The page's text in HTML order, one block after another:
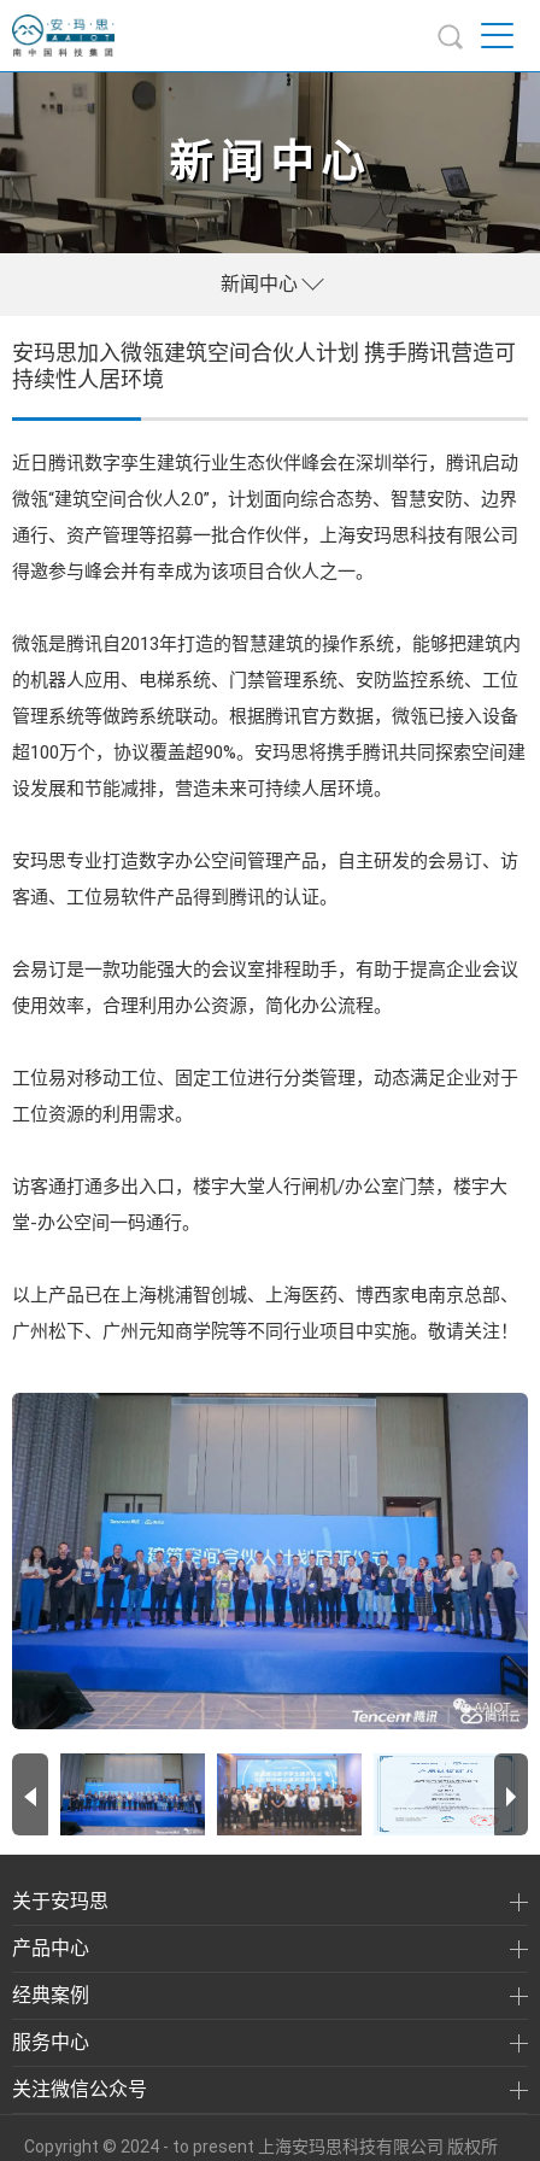
新闻中心
新闻中心
安玛思加入微瓴建筑空间合伙人计划 携手腾讯营造可
持续性人居环境
近日腾讯数字孪生建筑行业生态伙伴峰会在深圳举行，腾讯启动
微瓴“建筑空间合伙人2.0”，计划面向综合态势、智慧安防、边界
通行、资产管理等招募一批合作伙伴，上海安玛思科技有限公司
得邀参与峰会并有幸成为该项目合伙人之一。
微瓴是腾讯自2013年打造的智慧建筑的操作系统，能够把建筑内
的机器人应用、电梯系统、门禁管理系统、安防监控系统、工位
管理系统等做跨系统联动。根据腾讯官方数据，微瓴已接入设备
超100万个，协议覆盖超90%。安玛思将携手腾讯共同探索空间建
设发展和节能减排，营造未来可持续人居环境。
安玛思专业打造数字办公空间管理产品，自主研发的会易订、访
客通、工位易软件产品得到腾讯的认证。
会易订是一款功能强大的会议室排程助手，有助于提高企业会议
使用效率，合理利用办公资源，简化办公流程。
工位易对移动工位、固定工位进行分类管理，动态满足企业对于
工位资源的利用需求。
访客通打通多出入口，楼宇大堂人行闸机/办公室门禁，楼宇大
堂-办公空间一码通行。
以上产品已在上海桃浦智创城、上海医药、博西家电南京总部、
广州松下、广州元知商学院等不同行业项目中实施。敬请关注！
关于安玛思
产品中心
经典案例
服务中心
关注微信公众号
Copyright © 2024 - to present 上海安玛思科技有限公司 版权所